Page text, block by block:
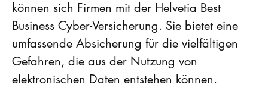
können sich Firmen mit der Helvetia Best
Business Cyber-Versicherung. Sie bietet eine
umfassende Absicherung für die vielfältigen
Gefahren, die aus der Nutzung von
elektronischen Daten entstehen können.